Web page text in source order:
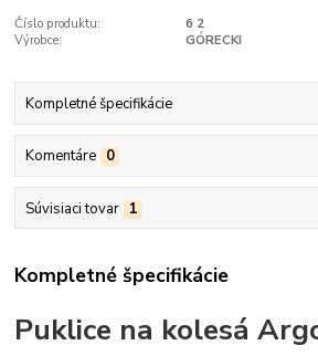
Číslo produktu:
6 2
Výrobce:
GÓRECKI
Kompletné špecifikácie
Komentáre 0
Súvisiaci tovar 1
Kompletné špecifikácie
Puklice na kolesá